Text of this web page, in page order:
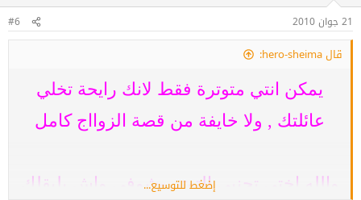
21 جوان 2010 #6
قال hero-sheima:
يمكن انتي متوترة فقط لانك رايحة تخلي
عائلتك , ولا خايفة من قصة الزوااج كامل
والله اختي تجنبي التوتر وشوفي واش يليقلك
إضغط للتوسيع...